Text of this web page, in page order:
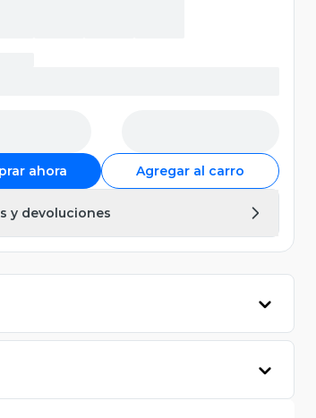
ahora Agregar al carro
y devoluciones